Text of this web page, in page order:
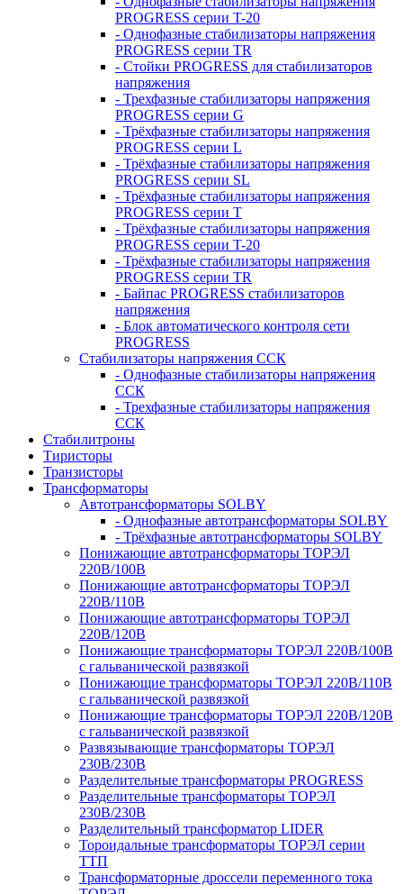
PROGRESS серии T-20
- Однофазные стабилизаторы напряжения
PROGRESS серии TR
- Стойки PROGRESS для стабилизаторов
напряжения
- Трехфазные стабилизаторы напряжения
PROGRESS серии G
- Трёхфазные стабилизаторы напряжения
PROGRESS серии L
- Трёхфазные стабилизаторы напряжения
PROGRESS серии SL
- Трёхфазные стабилизаторы напряжения
PROGRESS серии T
- Трёхфазные стабилизаторы напряжения
PROGRESS серии T-20
- Трёхфазные стабилизаторы напряжения
PROGRESS серии TR
- Байпас PROGRESS стабилизаторов
напряжения
- Блок автоматического контроля сети
PROGRESS
Стабилизаторы напряжения ССК
- Однофазные стабилизаторы напряжения
ССК
- Трехфазные стабилизаторы напряжения
ССК
Стабилитроны
Тиристоры
Транзисторы
Трансформаторы
Автотрансформаторы SOLBY
- Однофазные автотрансформаторы SOLBY
- Трёхфазные автотрансформаторы SOLBY
Понижающие автотрансформаторы ТОРЭЛ
220В/100В
Понижающие автотрансформаторы ТОРЭЛ
220В/110В
Понижающие автотрансформаторы ТОРЭЛ
220В/120В
Понижающие трансформаторы ТОРЭЛ 220В/100В
с гальванической развязкой
Понижающие трансформаторы ТОРЭЛ 220В/110В
с гальванической развязкой
Понижающие трансформаторы ТОРЭЛ 220В/120В
с гальванической развязкой
Развязывающие трансформаторы ТОРЭЛ
230В/230В
Разделительные трансформаторы PROGRESS
Разделительные трансформаторы ТОРЭЛ
230В/230В
Разделительный трансформатор LIDER
Тороидальные трансформаторы ТОРЭЛ серии
ТТП
Трансформаторные дроссели переменного тока